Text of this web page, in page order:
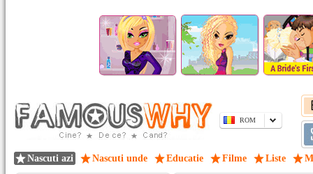
ROM
Nascuti azi Nascuti unde Educatie Filme Liste